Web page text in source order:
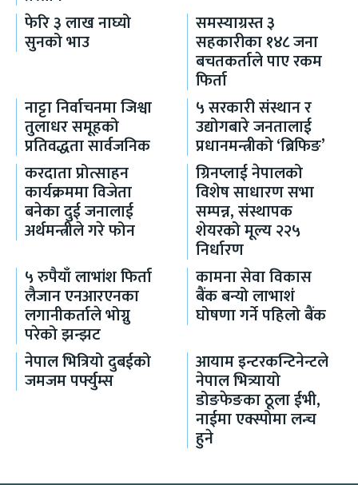
फेरि ३ लाख नाघ्यो
सुनको भाउ
समस्याग्रस्त ३
सहकारीका १४८ जना
बचतकर्ताले पाए रकम
फिर्ता
नाट्टा निर्वाचनमा जिश्वा
तुलाधर समूहको
प्रतिवद्धता सार्वजनिक
५ सरकारी संस्थान र
उद्योगबारे जनतालाई
प्रधानमन्त्रीको ‘ब्रिफिङ’
करदाता प्रोत्साहन
कार्यक्रममा विजेता
बनेका दुई जनालाई
अर्थमन्त्रीले गरे फोन
ग्रिनप्लाई नेपालको
विशेष साधारण सभा
सम्पन्न, संस्थापक
शेयरको मूल्य २२५
निर्धारण
५ रुपैयाँ लाभांश फिर्ता
लैजान एनआरएनका
लगानीकर्ताले भोग्नु
परेको झन्झट
कामना सेवा विकास
बैंक बन्यो लाभाशं
घोषणा गर्ने पहिलो बैंक
नेपाल भित्रियो दुबईको
जमजम पर्फ्युम्स
आयाम इन्टरकन्टिनेन्टले
नेपाल भित्र्यायो
डोङफेङका ठूला ईभी,
नाईमा एक्स्पोमा लन्च
हुने